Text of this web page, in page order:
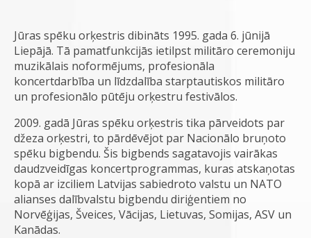
Jūras spēku orķestris dibināts 1995. gada 6. jūnijā
Liepājā. Tā pamatfunkcijās ietilpst militāro ceremoniju
muzikālais noformējums, profesionāla
koncertdarbība un līdzdalība starptautiskos militāro
un profesionālo pūtēju orķestru festivālos.
2009. gadā Jūras spēku orķestris tika pārveidots par
džeza orķestri, to pārdēvējot par Nacionālo bruņoto
spēku bigbendu. Šis bigbends sagatavojis vairākas
daudzveidīgas koncertprogrammas, kuras atskaņotas
kopā ar izciliem Latvijas sabiedroto valstu un NATO
alianses dalībvalstu bigbendu diriģentiem no
Norvēģijas, Šveices, Vācijas, Lietuvas, Somijas, ASV un
Kanādas.